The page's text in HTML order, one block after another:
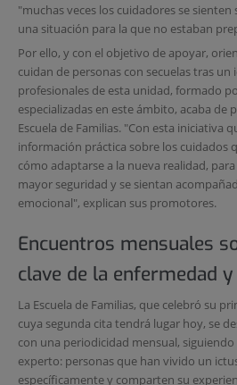
"muchas veces los cuidadores se
una situación para la que no estaban
Por ello, y con el objetivo de apoyar,
cuidan de personas con secuelas tras un
profesionales de esta unidad, formado
especializadas en este ámbito, acaba de
Escuela de Familias. "Con esta iniciativa
información práctica sobre los cuidados
cómo adaptarse a la nueva realidad,
mayor seguridad y se sientan
emocional", explican sus promotores.
Encuentros mensuales
clave de la enfermedad
La Escuela de Familias, que celebró su
cuya segunda cita tendrá lugar hoy, se
con una periodicidad mensual,
experto: personas que han vivido un
específicamente y comparten su